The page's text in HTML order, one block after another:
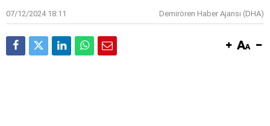
07/12/2024 18:11 Demirören Haber Ajansı (DHA)